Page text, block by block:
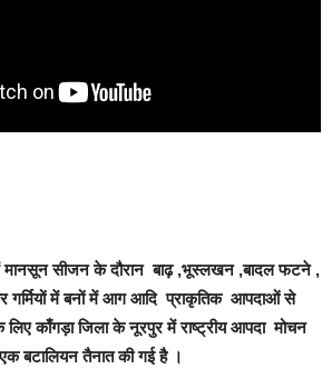
मानसून सीजन के दौरान बाढ़ ,भूस्लखन ,बादल फटने ,
गर्मियों में बनों में आग आदि प्राकृतिक आपदाओं से
काँगड़ा जिला के नूरपुर में राष्ट्रीय आपदा मोचन
बटालियन तैनात की गई है ।